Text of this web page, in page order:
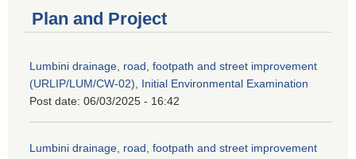
Plan and Project
Lumbini drainage, road, footpath and street improvement
(URLIP/LUM/CW-02), Initial Environmental Examination
Post date: 06/03/2025 - 16:42
Lumbini drainage, road, footpath and street improvement